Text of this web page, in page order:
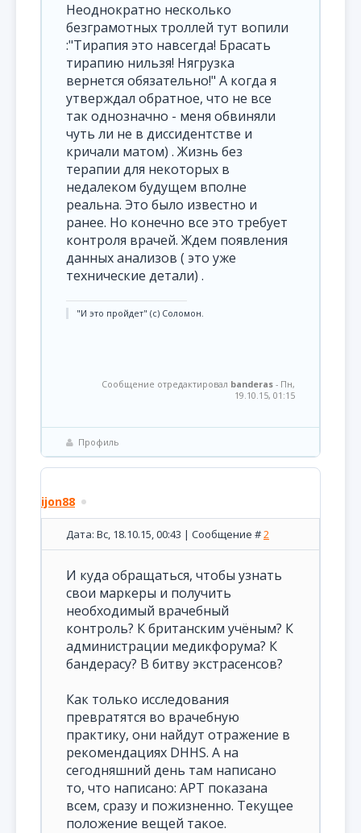
Неоднократно несколько
безграмотных троллей тут вопили
:"Тирапия это навсегда! Брасать
тирапию нильзя! Нягрузка
вернется обязательно!" А когда я
утверждал обратное, что не все
так однозначно - меня обвиняли
чуть ли не в диссидентстве и
кричали матом) . Жизнь без
терапии для некоторых в
недалеком будущем вполне
реальна. Это было известно и
ранее. Но конечно все это требует
контроля врачей. Ждем появления
данных анализов ( это уже
технические детали) .
"И это пройдет" (с) Соломон.
Сообщение отредактировал banderas - Пн,
19.10.15, 01:15
Профиль
ijon88
Дата: Вс, 18.10.15, 00:43 | Сообщение #2
И куда обращаться, чтобы узнать
свои маркеры и получить
необходимый врачебный
контроль? К британским учёным? К
администрации медикфорума? К
бандерасу? В битву экстрасенсов?
Как только исследования
превратятся во врачебную
практику, они найдут отражение в
рекомендациях DHHS. А на
сегодняшний день там написано
то, что написано: АРТ показана
всем, сразу и пожизненно. Текущее
положение вещей такое.